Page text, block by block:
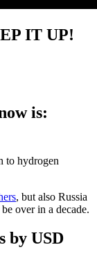
IT UP!
is:
to hydrogen
, but also Russia
over in a decade.
by USD